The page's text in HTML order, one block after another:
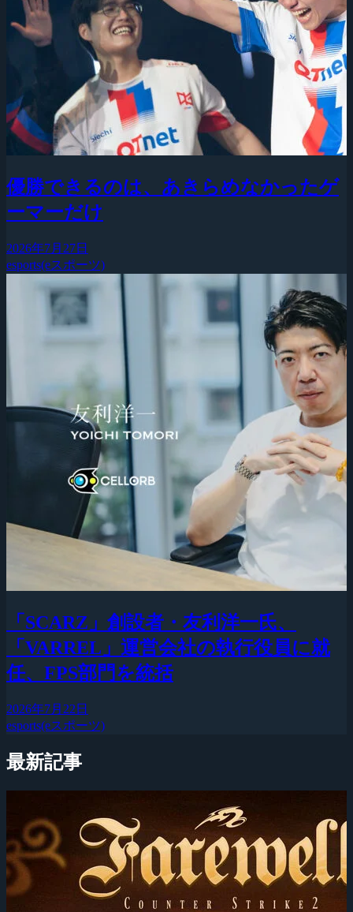
優勝できるのは、あきらめなかったゲ
ーマーだけ
2026年7月27日
esports(eスポーツ)
「SCARZ」創設者・友利洋一氏、
「VARREL」運営会社の執行役員に就
任、FPS部門を統括
2026年7月22日
esports(eスポーツ)
最新記事